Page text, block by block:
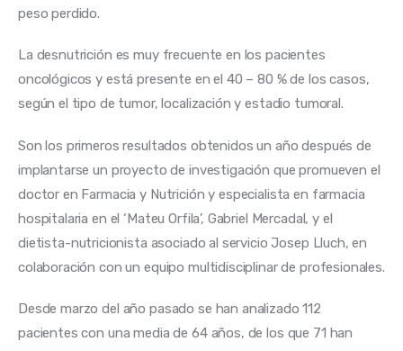
peso perdido.
La desnutrición es muy frecuente en los pacientes
oncológicos y está presente en el 40 – 80 % de los casos,
según el tipo de tumor, localización y estadio tumoral.
Son los primeros resultados obtenidos un año después de
implantarse un proyecto de investigación que promueven el
doctor en Farmacia y Nutrición y especialista en farmacia
hospitalaria en el ‘Mateu Orfila’, Gabriel Mercadal, y el
dietista-nutricionista asociado al servicio Josep Lluch, en
colaboración con un equipo multidisciplinar de profesionales.
Desde marzo del año pasado se han analizado 112
pacientes con una media de 64 años, de los que 71 han